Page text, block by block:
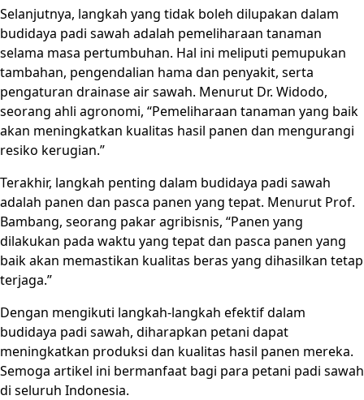
Selanjutnya, langkah yang tidak boleh dilupakan dalam
budidaya padi sawah adalah pemeliharaan tanaman
selama masa pertumbuhan. Hal ini meliputi pemupukan
tambahan, pengendalian hama dan penyakit, serta
pengaturan drainase air sawah. Menurut Dr. Widodo,
seorang ahli agronomi, “Pemeliharaan tanaman yang baik
akan meningkatkan kualitas hasil panen dan mengurangi
resiko kerugian.”
Terakhir, langkah penting dalam budidaya padi sawah
adalah panen dan pasca panen yang tepat. Menurut Prof.
Bambang, seorang pakar agribisnis, “Panen yang
dilakukan pada waktu yang tepat dan pasca panen yang
baik akan memastikan kualitas beras yang dihasilkan tetap
terjaga.”
Dengan mengikuti langkah-langkah efektif dalam
budidaya padi sawah, diharapkan petani dapat
meningkatkan produksi dan kualitas hasil panen mereka.
Semoga artikel ini bermanfaat bagi para petani padi sawah
di seluruh Indonesia.